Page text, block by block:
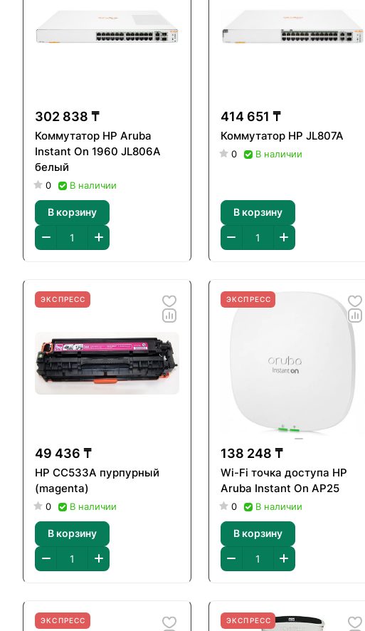
302 838 ₸
Коммутатор HP Aruba
Instant On 1960 JL806A
белый
0 В наличии
В корзину
414 651 ₸
Коммутатор HP JL807A
0 В наличии
В корзину
ЭКСПРЕСС
49 436 ₸
HP CC533A пурпурный
(magenta)
0 В наличии
В корзину
ЭКСПРЕСС
138 248 ₸
Wi-Fi точка доступа HP
Aruba Instant On AP25
0 В наличии
В корзину
ЭКСПРЕСС ЭКСПРЕСС